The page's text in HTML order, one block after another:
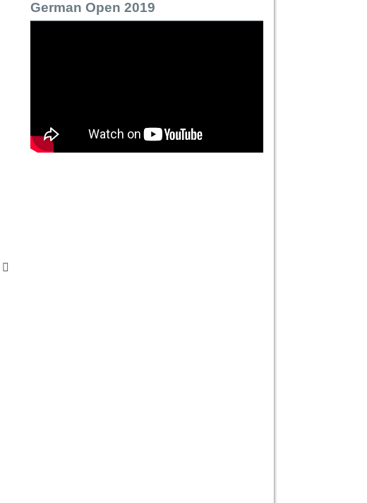
German Open 2019